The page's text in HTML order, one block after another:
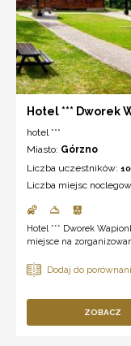
Hotel *** Dworek
hotel ***
Miasto: Górzno
Liczba uczestników:
Liczba miejsc
Hotel *** Dworek
miejsce na
ZOBACZ